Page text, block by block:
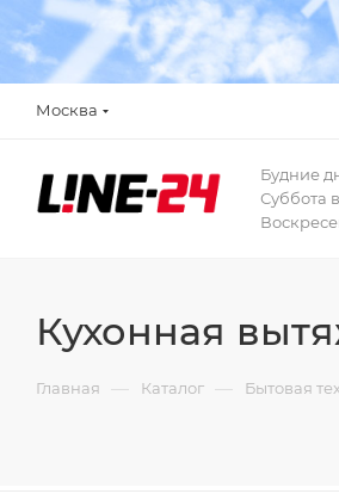
Москва
Будние
Суббота
Кухонная
Главная — Каталог — Бытовая